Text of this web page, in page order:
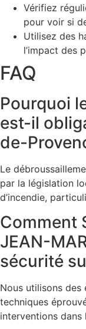
Vérifiez
pour voir si
Utilisez des
l’impact des
FAQ
Pourquoi
est-il
de-
Le
par la législation
d’incendie,
Comment
JEAN-
sécurité
Nous utilisons
techniques
interventions dans